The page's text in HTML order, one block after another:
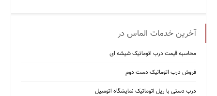
آخرین خدمات الماس در
محاسبه قیمت درب اتوماتیک شیشه ‌ای
فروش درب اتوماتیک دست دوم
درب دستی با ریل اتوماتیک نمایشگاه اتومبیل